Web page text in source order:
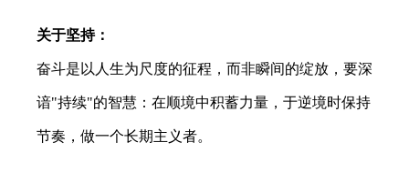
关于坚持：
奋斗是以人生为尺度的征程，而非瞬间的绽放，要深
谙"持续"的智慧：在顺境中积蓄力量，于逆境时保持
节奏，做一个长期主义者。